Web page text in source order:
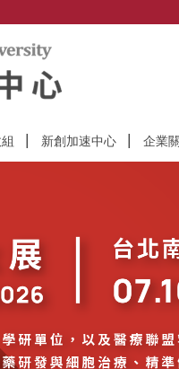
新創加速中心 企業